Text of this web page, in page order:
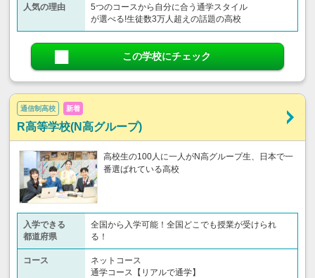
人気の理由
5つのコースから自分に合う通学スタイル
が選べる!生徒数3万人超えの話題の高校
この学校にチェック
通信制高校 新着
R高等学校(N高グループ)
高校生の100人に一人がN高グループ生、日本で一
番選ばれている高校
入学できる
都道府県
全国から入学可能！全国どこでも授業が受けられ
る！
コース
ネットコース
通学コース【リアルで通学】